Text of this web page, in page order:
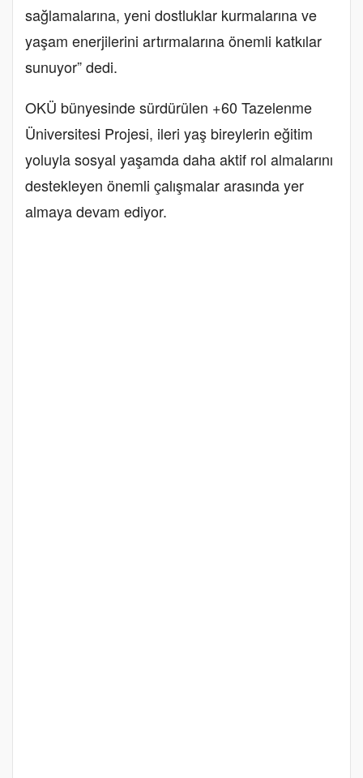
sağlamalarına, yeni dostluklar kurmalarına ve
yaşam enerjilerini artırmalarına önemli katkılar
sunuyor” dedi.
OKÜ bünyesinde sürdürülen +60 Tazelenme
Üniversitesi Projesi, ileri yaş bireylerin eğitim
yoluyla sosyal yaşamda daha aktif rol almalarını
destekleyen önemli çalışmalar arasında yer
almaya devam ediyor.